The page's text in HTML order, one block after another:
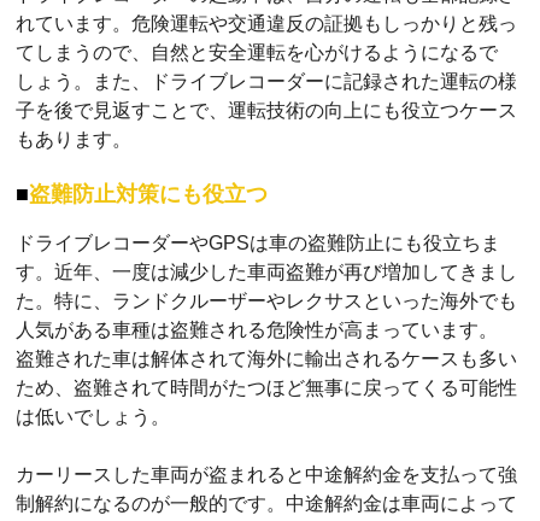
れています。危険運転や交通違反の証拠もしっかりと残っ
てしまうので、自然と安全運転を心がけるようになるで
しょう。また、ドライブレコーダーに記録された運転の様
子を後で見返すことで、運転技術の向上にも役立つケース
もあります。
盗難防止対策にも役立つ
ドライブレコーダーやGPSは車の盗難防止にも役立ちま
す。近年、一度は減少した車両盗難が再び増加してきまし
た。特に、ランドクルーザーやレクサスといった海外でも
人気がある車種は盗難される危険性が高まっています。
盗難された車は解体されて海外に輸出されるケースも多い
ため、盗難されて時間がたつほど無事に戻ってくる可能性
は低いでしょう。
カーリースした車両が盗まれると中途解約金を支払って強
制解約になるのが一般的です。中途解約金は車両によって